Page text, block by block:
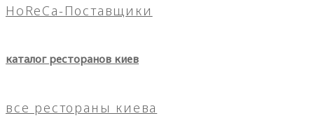
HoReCa-Поставщики
каталог ресторанов киев
все рестораны киева